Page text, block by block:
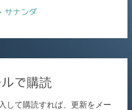
サナンダ
で購読
して購読すれば、更新をメー